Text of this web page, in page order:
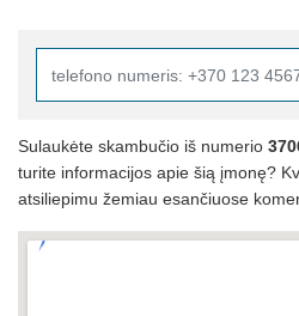
Sulaukėte skambučio iš numerio
turite informacijos apie šią įmonę?
atsiliepimu žemiau esančiuose